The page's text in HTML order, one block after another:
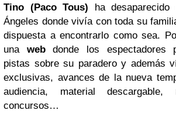
Tino (Paco Tous) ha
Ángeles donde vivía con toda su
dispuesta a encontrarlo como sea.
una webdonde los espectadores
pistas sobre su paradero y además
exclusivas, avances de la nueva
audiencia, material descargable,
concursos…